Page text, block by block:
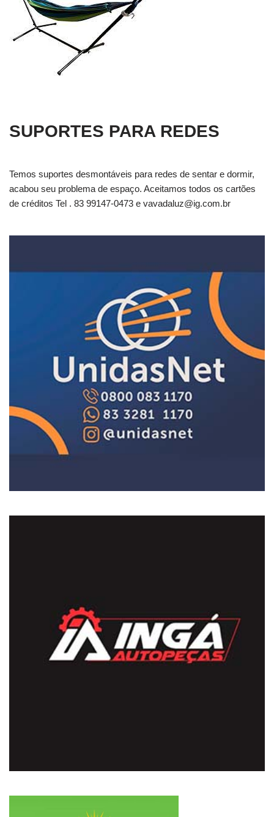
SUPORTES PARA REDES
Temos suportes desmontáveis para redes de sentar e dormir,
acabou seu problema de espaço. Aceitamos todos os cartões
de créditos Tel . 83 99147-0473 e vavadaluz@ig.com.br